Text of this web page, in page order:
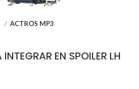
ACTROS MP3
EN SPOILER LH